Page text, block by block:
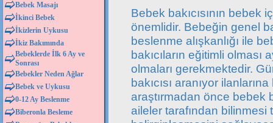
Bebek Masajı
İkinci Bebek
İkizlerin Uykusu
İkiz Bakımında
Bebeklerde İlk 6 Ay ve
Sonrası
Bebekler Neden Ağlar
Bebek ve Uykusu
0-12 Ay Beslenme
Biberonla Besleme
Bebek bakıcısının
önemlidir. Bebeğin genel
beslenme alışkanlığı ile
bakıcıların eğitimli
olmaları gerekmektedir.
bakıcısı aranıyor
araştırmadan önce bebek
aileler tarafından